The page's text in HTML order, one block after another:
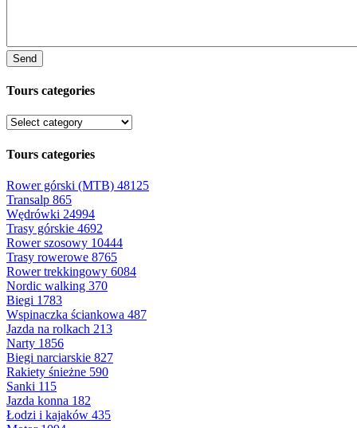
Send
Tours categories
Tours categories
Rower górski (MTB) 48125
Transalp 865
Wędrówki 24994
Trasy górskie 4692
Rower szosowy 10444
Trasy rowerowe 8765
Rower trekkingowy 6084
Nordic walking 370
Biegi 1783
Wspinaczka ściankowa 487
Jazda na rolkach 213
Narty 1856
Biegi narciarskie 827
Rakiety śnieżne 590
Sanki 115
Jazda konna 182
Łodzi i kajaków 435